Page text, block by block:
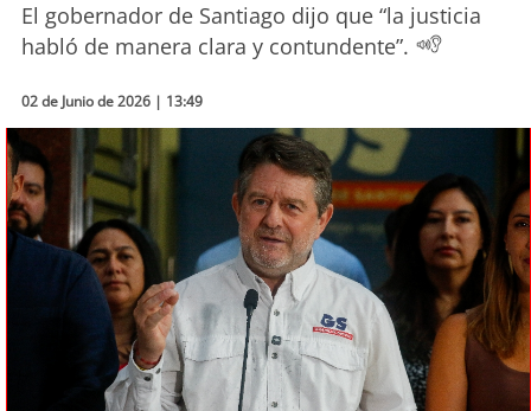
Actualidad
Economía
Deportes
Tecnología
Sostenibilidad
chile
El gobernador de Santiago dijo que “la justicia
habló de manera clara y contundente”.
02 de Junio de 2026 | 13:49